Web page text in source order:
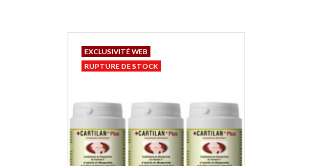
EXCLUSIVITÉ WEB
RUPTURE DE STOCK